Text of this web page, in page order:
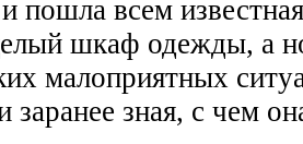
пошла всем
шкаф одежды, а
малоприятных
заранее зная, с чем